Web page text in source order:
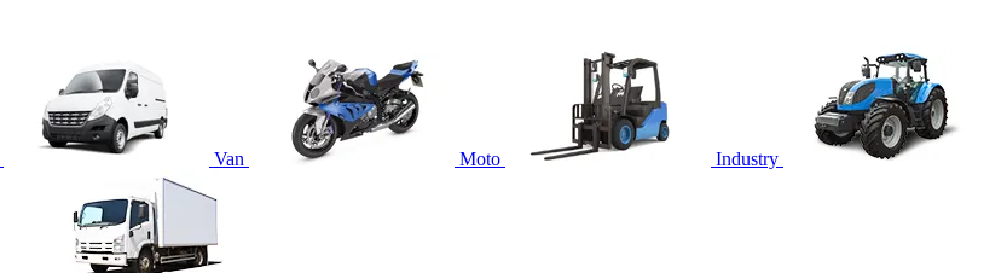
Van Moto Industry